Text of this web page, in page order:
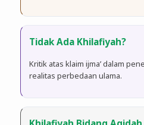
Tidak Ada Khilafiyah?
Kritik atas klaim ijma’ dalam
realitas perbedaan ulama.